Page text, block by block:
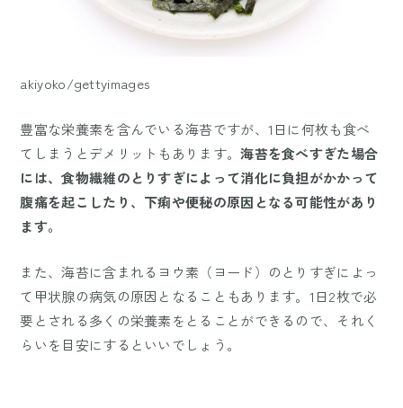
akiyoko/gettyimages
豊富な栄養素を含んでいる海苔ですが、1日に何枚も食べ
てしまうとデメリットもあります。海苔を食べすぎた場合
には、食物繊維のとりすぎによって消化に負担がかかって
腹痛を起こしたり、下痢や便秘の原因となる可能性があり
ます。
また、海苔に含まれるヨウ素（ヨード）のとりすぎによっ
て甲状腺の病気の原因となることもあります。1日2枚で必
要とされる多くの栄養素をとることができるので、それく
らいを目安にするといいでしょう。